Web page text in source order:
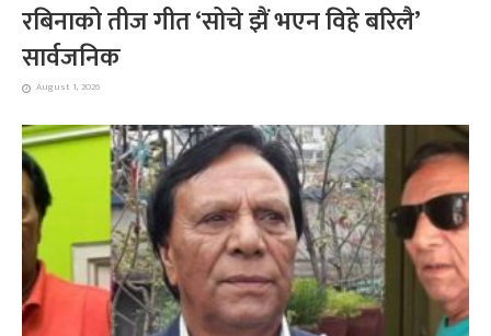
रबिनाको तीज गीत ‘सोचे झैं भएन विहे बरिलै’
सार्वजनिक
August 1, 2026